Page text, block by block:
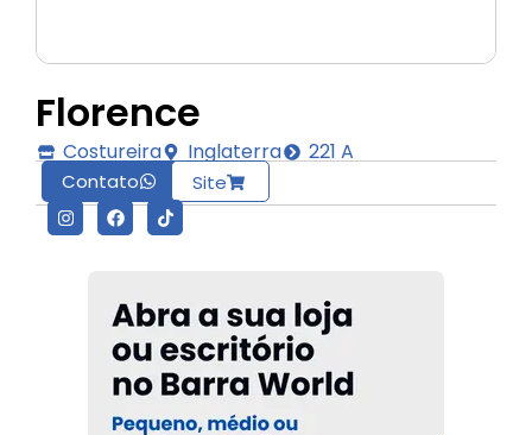
Costureira Inglaterra 221 A
Contato Site
Florence